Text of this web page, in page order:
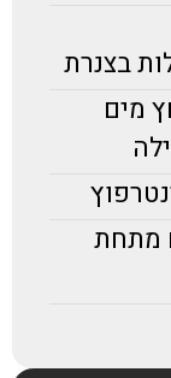
בצנרת
מים
מתחת